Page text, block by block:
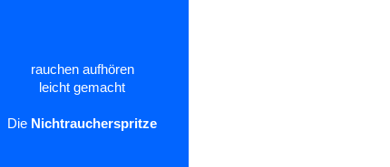
rauchen aufhören
leicht gemacht
Die Nichtraucherspritze